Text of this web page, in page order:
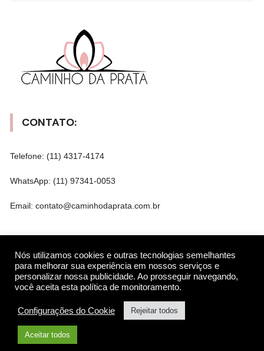
CONTATO:
Telefone: (11) 4317-4174
WhatsApp: (11) 97341-0053
Email: contato@caminhodaprata.com.br
REDES SOCIAIS
Nós utilizamos cookies e outras tecnologias semelhantes
para melhorar sua experiência em nossos serviços e
personalizar nossa publicidade. Ao prosseguir navegando,
você aceita esta política de monitoramento.
Configurações do Cookie Rejeitar todos
Aceitar todos